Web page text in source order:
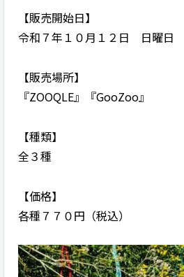
【販売開始日】
令和７年１０月１２日 日曜日
【販売場所】
『ZOOQLE』『GooZoo』
【種類】
全３種
【価格】
各種７７０円（税込）